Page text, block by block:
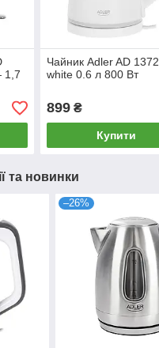
1,7
Чайник Adler AD 1372
white 0.6 л 800 Вт
899₴
Купити
та новинки
–26%